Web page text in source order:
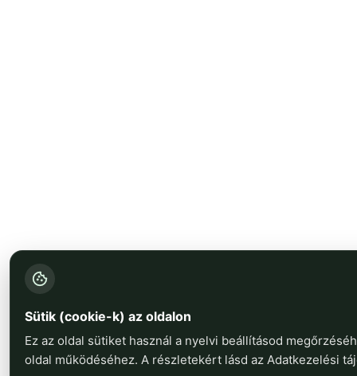
Sütik (cookie-k) az oldalon
Ez az oldal sütiket használ a nyelvi beállításod
oldal működéséhez. A részletekért lásd az Adatkezelési